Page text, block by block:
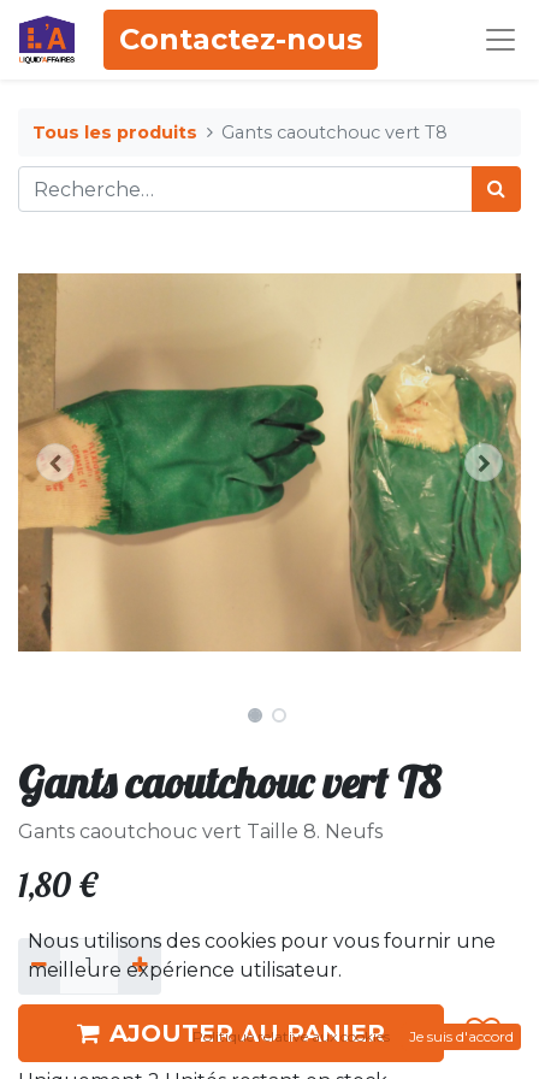
Contactez-nous
Tous les produits Gants caoutchouc vert T8
Gants caoutchouc vert T8
Gants caoutchouc vert Taille 8. Neufs
1,80 €
AJOUTER AU PANIER
Nous utilisons des cookies pour vous fournir une
meilleure expérience utilisateur.
Politique relative aux cookies Je suis d'accord